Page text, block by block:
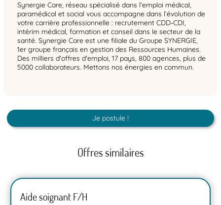
Synergie Care, réseau spécialisé dans l’emploi médical,
paramédical et social vous accompagne dans l’évolution de
votre carrière professionnelle : recrutement CDD-CDI,
intérim médical, formation et conseil dans le secteur de la
santé. Synergie Care est une filiale du Groupe SYNERGIE,
1er groupe français en gestion des Ressources Humaines.
Des milliers d'offres d'emploi, 17 pays, 800 agences, plus de
5000 collaborateurs. Mettons nos énergies en commun.
Je postule !
Offres similaires
Aide soignant F/H